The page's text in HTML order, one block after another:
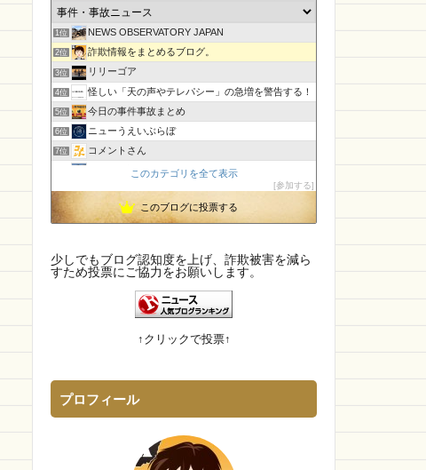
1位 NEWS OBSERVATORY JAPAN
2位 詐欺情報をまとめるブログ。
3位 リリーゴア
4位 怪しい「天の声やテレパシー」の急増を警告する！
5位 今日の事件事故まとめ
6位 ニューうえいぶらぼ
7位 コメントさん
孤島の奇譚
9位 CamTalk〜生活情報サイト
10位 【国内・海外】ニュースまとめ【芸能・科学・エトセトラ】
13位 IT派遣営業マン「テル」が教える人材派遣で稼ぐ技術！
身の回りによくある詐欺について
このカテゴリを全て表示
参加する
このブログに投票する
少しでもブログ認知度を上げ、詐欺被害を減ら
すため投票にご協力をお願いします。
↑クリックで投票↑
プロフィール